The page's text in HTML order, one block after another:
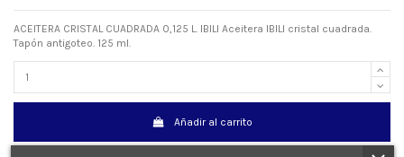
ACEITERA CRISTAL CUADRADA 0,125 L. IBILI Aceitera IBILI cristal cuadrada.
Tapón antigoteo. 125 ml.
Añadir al carrito